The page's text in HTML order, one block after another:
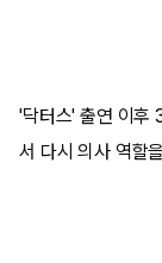
'닥터스' 출연 이후
서 다시 의사 역할